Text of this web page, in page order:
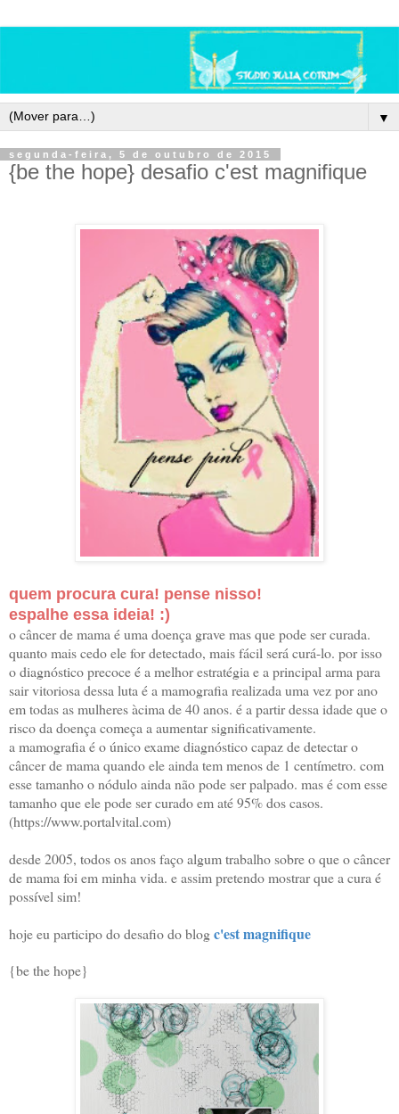
▼
segunda-feira, 5 de outubro de 2015
{be the hope} desafio c'est magnifique
quem procura cura! pense nisso!
espalhe essa ideia! :)
o câncer de mama é uma doença grave mas que pode ser curada.
quanto mais cedo ele for detectado, mais fácil será curá-lo. por isso
o diagnóstico precoce é a melhor estratégia e a principal arma para
sair vitoriosa dessa luta é a mamografia realizada uma vez por ano
em todas as mulheres àcima de 40 anos. é a partir dessa idade que o
risco da doença começa a aumentar significativamente.
a mamografia é o único exame diagnóstico capaz de detectar o
câncer de mama quando ele ainda tem menos de 1 centímetro. com
esse tamanho o nódulo ainda não pode ser palpado. mas é com esse
tamanho que ele pode ser curado em até 95% dos casos.
(https://www.portalvital.com)
desde 2005, todos os anos faço algum trabalho sobre o que o câncer
de mama foi em minha vida. e assim pretendo mostrar que a cura é
possível sim!
hoje eu participo do desafio do blogc'est magnifique
{be the hope}